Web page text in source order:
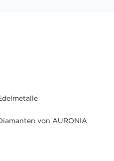
von AURONIA